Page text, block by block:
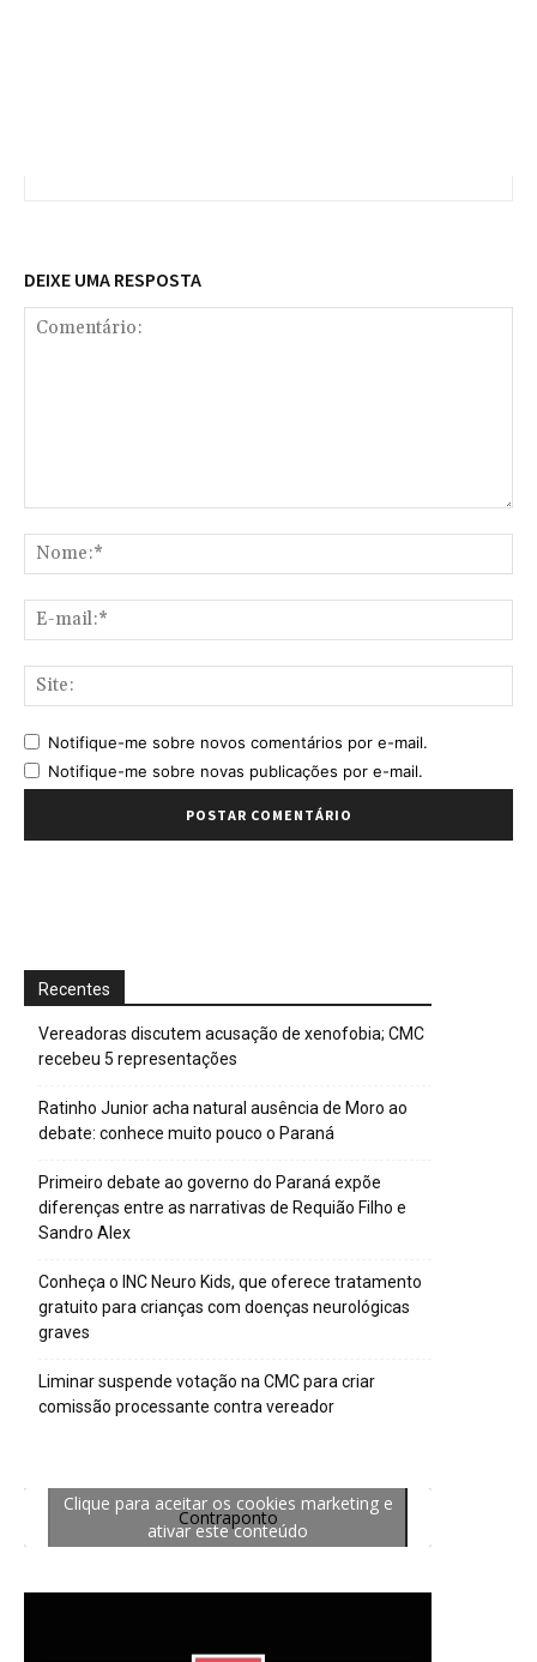
DEIXE UMA RESPOSTA
Notifique-me sobre novos comentários por e-mail.
Notifique-me sobre novas publicações por e-mail.
Recentes
Vereadoras discutem acusação de xenofobia; CMC
recebeu 5 representações
Ratinho Junior acha natural ausência de Moro ao
debate: conhece muito pouco o Paraná
Primeiro debate ao governo do Paraná expõe
diferenças entre as narrativas de Requião Filho e
Sandro Alex
Conheça o INC Neuro Kids, que oferece tratamento
gratuito para crianças com doenças neurológicas
graves
Liminar suspende votação na CMC para criar
comissão processante contra vereador
Contraponto
Clique para aceitar os cookies marketing e
ativar este conteúdo